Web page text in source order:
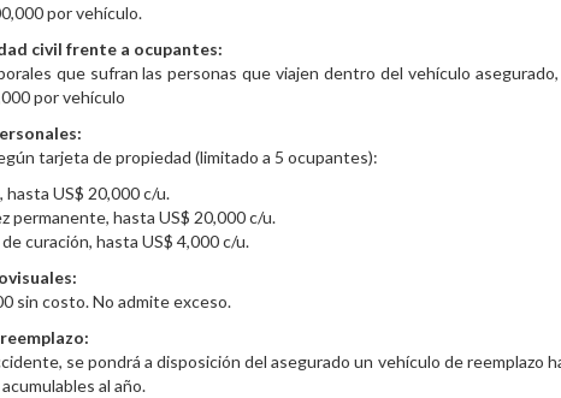
por vehículo.
civil frente a ocupantes:
que sufran las personas que viajen dentro del vehículo
por vehículo
tarjeta de propiedad (limitado a 5 ocupantes):
hasta US$ 20,000 c/u.
permanente, hasta US$ 20,000 c/u.
curación, hasta US$ 4,000 c/u.
sin costo. No admite exceso.
se pondrá a disposición del asegurado un vehículo de reemplazo
al año.